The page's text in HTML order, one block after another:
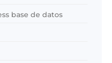
base de datos